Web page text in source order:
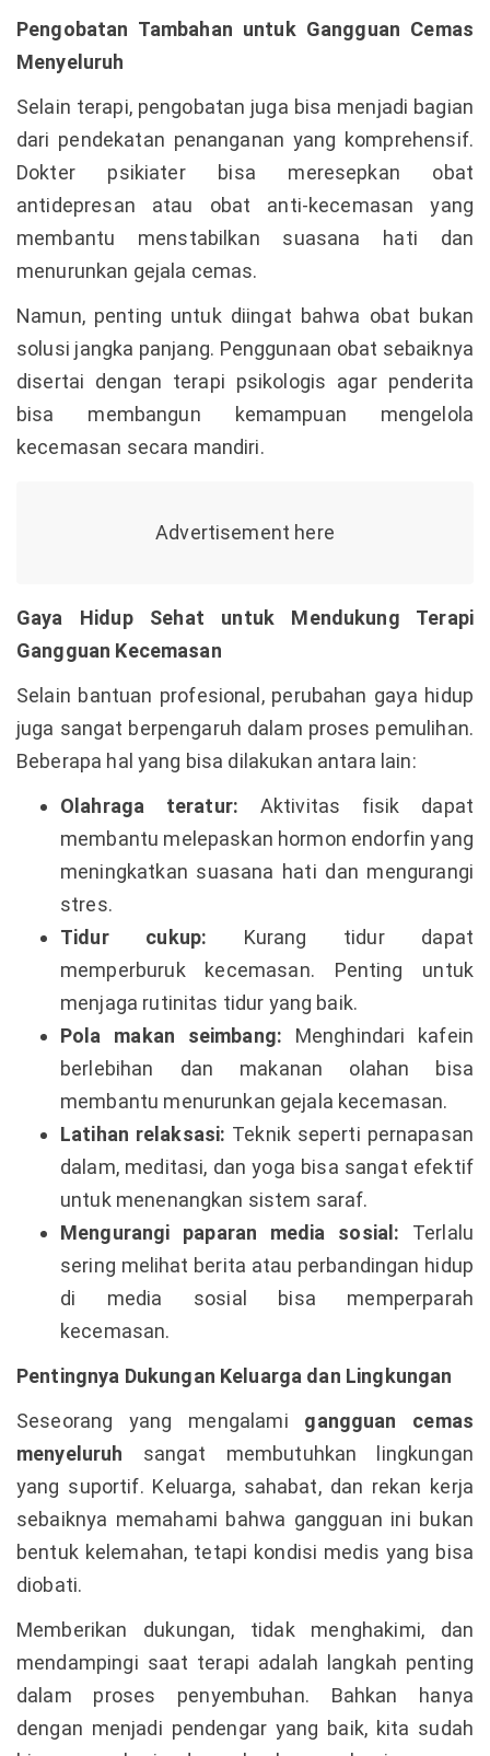
Pengobatan Tambahan untuk Gangguan Cemas
Menyeluruh
Selain terapi, pengobatan juga bisa menjadi bagian
dari pendekatan penanganan yang komprehensif.
Dokter psikiater bisa meresepkan obat
antidepresan atau obat anti-kecemasan yang
membantu menstabilkan suasana hati dan
menurunkan gejala cemas.
Namun, penting untuk diingat bahwa obat bukan
solusi jangka panjang. Penggunaan obat sebaiknya
disertai dengan terapi psikologis agar penderita
bisa membangun kemampuan mengelola
kecemasan secara mandiri.
Gaya Hidup Sehat untuk Mendukung Terapi
Gangguan Kecemasan
Selain bantuan profesional, perubahan gaya hidup
juga sangat berpengaruh dalam proses pemulihan.
Beberapa hal yang bisa dilakukan antara lain:
Olahraga teratur: Aktivitas fisik dapat
membantu melepaskan hormon endorfin yang
meningkatkan suasana hati dan mengurangi
stres.
Tidur cukup: Kurang tidur dapat
memperburuk kecemasan. Penting untuk
menjaga rutinitas tidur yang baik.
Pola makan seimbang: Menghindari kafein
berlebihan dan makanan olahan bisa
membantu menurunkan gejala kecemasan.
Latihan relaksasi: Teknik seperti pernapasan
dalam, meditasi, dan yoga bisa sangat efektif
untuk menenangkan sistem saraf.
Mengurangi paparan media sosial: Terlalu
sering melihat berita atau perbandingan hidup
di media sosial bisa memperparah
kecemasan.
Pentingnya Dukungan Keluarga dan Lingkungan
Seseorang yang mengalami gangguan cemas
menyeluruh sangat membutuhkan lingkungan
yang suportif. Keluarga, sahabat, dan rekan kerja
sebaiknya memahami bahwa gangguan ini bukan
bentuk kelemahan, tetapi kondisi medis yang bisa
diobati.
Memberikan dukungan, tidak menghakimi, dan
mendampingi saat terapi adalah langkah penting
dalam proses penyembuhan. Bahkan hanya
dengan menjadi pendengar yang baik, kita sudah